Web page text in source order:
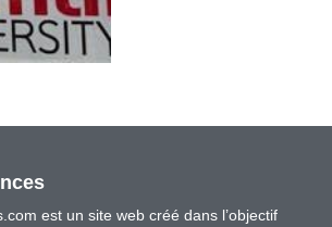
est un site web créé dans l’objectif